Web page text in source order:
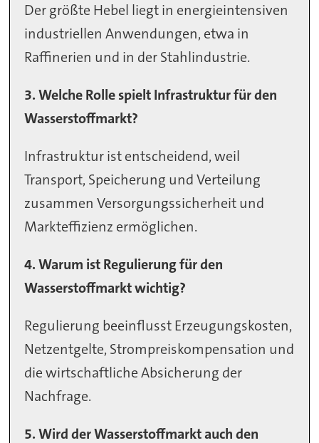
Der größte Hebel liegt in energieintensiven
industriellen Anwendungen, etwa in
Raffinerien und in der Stahlindustrie.
3. Welche Rolle spielt Infrastruktur für den
Wasserstoffmarkt?
Infrastruktur ist entscheidend, weil
Transport, Speicherung und Verteilung
zusammen Versorgungssicherheit und
Markteffizienz ermöglichen.
4. Warum ist Regulierung für den
Wasserstoffmarkt wichtig?
Regulierung beeinflusst Erzeugungskosten,
Netzentgelte, Strompreiskompensation und
die wirtschaftliche Absicherung der
Nachfrage.
5. Wird der Wasserstoffmarkt auch den